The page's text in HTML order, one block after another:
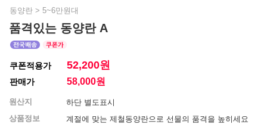
동양란 > 5~6만원대
품격있는 동양란 A
쿠폰적용가 52,200원
판매가 58,000원
원산지
하단 별도표시
상품정보
계절에 맞는 제철동양란으로 선물의 품격을 높히세요